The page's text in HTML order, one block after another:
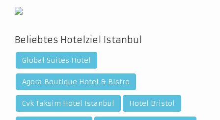
Beliebtes Hotelziel Istanbul
Global Suites Hotel
Agora Boutique Hotel & Bistro
Cvk Taksim Hotel Istanbul Hotel Bristol